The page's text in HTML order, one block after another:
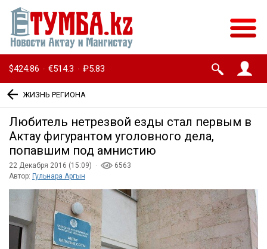
$424.86 · €514.3 · ₽5.83
ЖИЗНЬ РЕГИОНА
Любитель нетрезвой езды стал первым в
Актау фигурантом уголовного дела,
попавшим под амнистию
22 Декабря 2016 (15:09) ·
6563
Автор: Гульнара Аргын